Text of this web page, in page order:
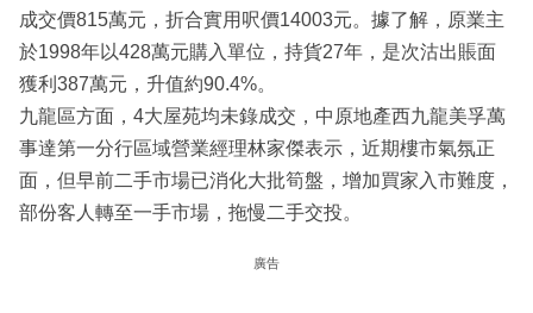
成交價815萬元，折合實用呎價14003元。據了解，原業主
於1998年以428萬元購入單位，持貨27年，是次沽出賬面
獲利387萬元，升值約90.4%。
九龍區方面，4大屋苑均未錄成交，中原地產西九龍美孚萬
事達第一分行區域營業經理林家傑表示，近期樓市氣氛正
面，但早前二手市場已消化大批筍盤，增加買家入市難度，
部份客人轉至一手市場，拖慢二手交投。
廣告